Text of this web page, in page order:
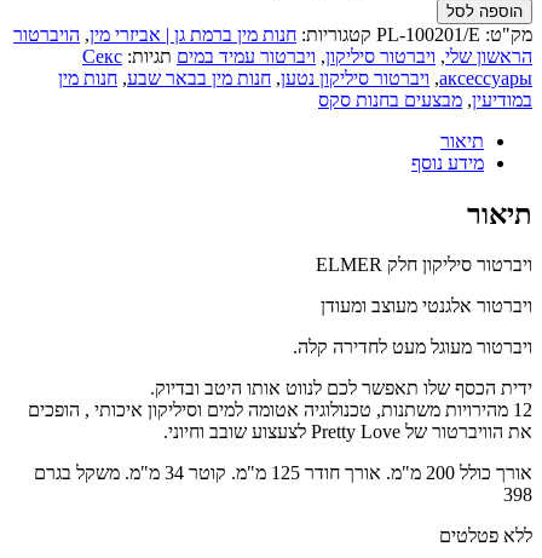
הוספה לסל
מק"ט: PL-100201/E קטגוריות: חנות מין ברמת גן | אביזרי מין, הויברטור
הראשון שלי, ויברטור סיליקון, ויברטור עמיד במים תגיות: Секс
аксессуары
, ויברטור סיליקון נטען, חנות מין בבאר שבע, חנות מין
במודיעין, מבצעים בחנות סקס
תיאור
מידע נוסף
תיאור
ויברטור סיליקון חלק ELMER
ויברטור אלגנטי מעוצב ומעודן
ויברטור מעוגל מעט לחדירה קלה.
ידית הכסף שלו תאפשר לכם לנווט אותו היטב ובדיוק.
12 מהירויות משתנות, טכנולוגיה אטומה למים וסיליקון איכותי , הופכים
את הוויברטור של Pretty Love לצעצוע שובב וחיוני.
אורך כולל 200 מ"מ. אורך חודר 125 מ"מ. קוטר 34 מ"מ. משקל בגרם
398
ללא פטלטים